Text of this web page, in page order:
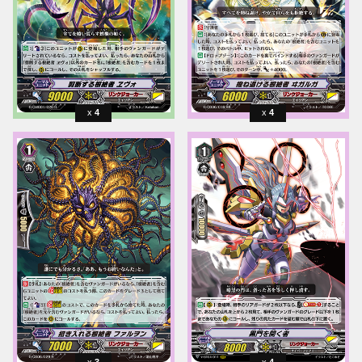
4 4